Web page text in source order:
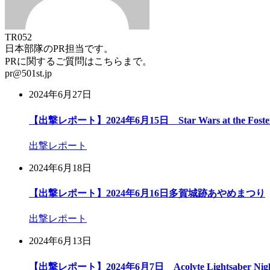
TR052
日本部隊のPR担当です。
PRに関するご質問はこちらまで。
pr@501st.jp
2024年6月27日
【出撃レポート】2024年6月15日 Star Wars at the
出撃レポート
2024年6月18日
【出撃レポート】2024年6月16日多賀城跡あやめまつり
出撃レポート
2024年6月13日
【出撃レポート】2024年6月7日 Acolyte Lightsaber